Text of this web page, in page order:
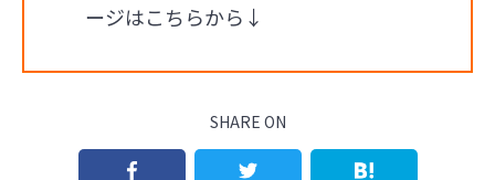
ージはこちらから↓
SHARE ON